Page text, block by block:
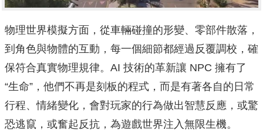
物理世界模擬方面，從車輛碰撞的形變、零部件散落，
到角色與物體的互動，每一個細節都經過反覆調校，確
保符合真實物理規律。AI 技術的革新讓 NPC 擁有了
“生命”，他們不再是刻板的程式，而是有著各自的日常
行程、情緒變化，會對玩家的行為做出智慧反應，或驚
恐逃竄，或奮起反抗，為遊戲世界注入無限生機。